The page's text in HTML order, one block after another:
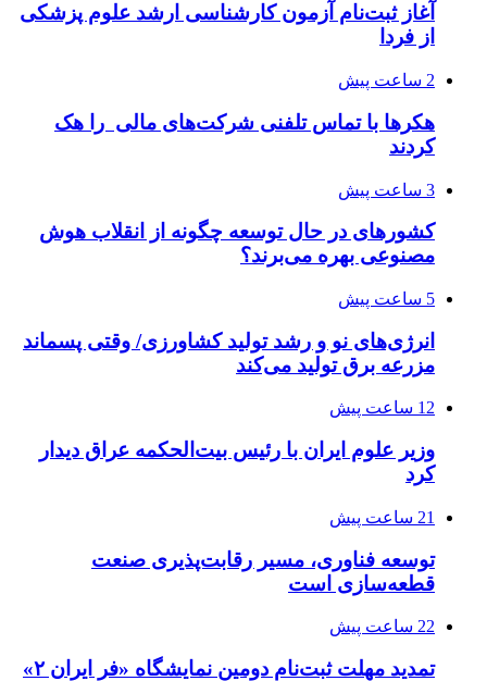
آغاز ثبت‌نام‌ آزمون کارشناسی ارشد علوم پزشکی
از فردا
2 ساعت پیش
هکرها با تماس تلفنی شرکت‌های مالی را هک
کردند
3 ساعت پیش
کشورهای در حال توسعه چگونه از انقلاب هوش
مصنوعی بهره می‌برند؟
5 ساعت پیش
انرژی‌های نو و رشد تولید کشاورزی/ وقتی پسماند
مزرعه‌ برق تولید می‌کند
12 ساعت پیش
وزیر علوم ایران با رئیس بیت‌الحکمه عراق دیدار
کرد
21 ساعت پیش
توسعه فناوری، مسیر رقابت‌پذیری صنعت
قطعه‌سازی است
22 ساعت پیش
تمدید مهلت ثبت‌نام دومین نمایشگاه «فر ایران ۲»